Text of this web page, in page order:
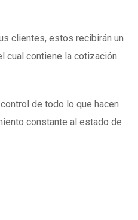
clientes, estos recibirán un
cual contiene la cotización
de todo lo que hacen
constante al estado de